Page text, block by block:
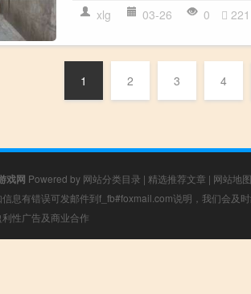
xlg 03-26 0 221
1 2 3 4
戏网 Powered by 网站分类目录 | 精选推荐文章 | 网站地图
息有错误可发邮件到f_fb#foxmail.com说明，我们会及
性广告及商业合作